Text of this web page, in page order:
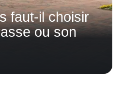
faut-il choisir
ou son